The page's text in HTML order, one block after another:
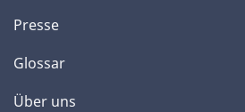
Presse
Glossar
Über uns